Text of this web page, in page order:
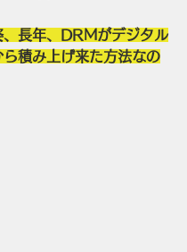
長年、DRMがデジタル
積み上げ来た方法なの